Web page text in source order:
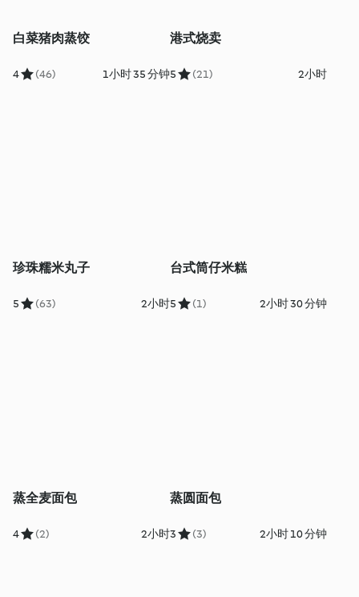
白菜猪肉蒸饺
4 (46) 1小时 35 分钟
港式烧卖
5 (21) 2小时
珍珠糯米丸子
5 (63) 2小时
台式筒仔米糕
5 (1) 2小时 30 分钟
蒸全麦面包
4 (2) 2小时
蒸圆面包
3 (3) 2小时 10 分钟